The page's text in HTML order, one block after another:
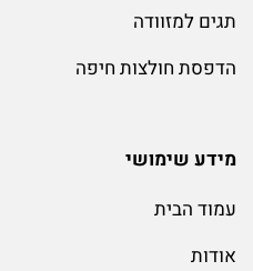
תגים למזוודה
הדפסת חולצות חיפה
מידע שימושי
עמוד הבית
אודות